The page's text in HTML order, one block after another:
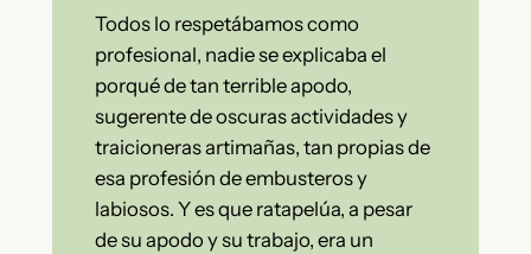
Todos lo respetábamos como
profesional, nadie se explicaba el
porqué de tan terrible apodo,
sugerente de oscuras actividades y
traicioneras artimañas, tan propias de
esa profesión de embusteros y
labiosos. Y es que ratapelúa, a pesar
de su apodo y su trabajo, era un